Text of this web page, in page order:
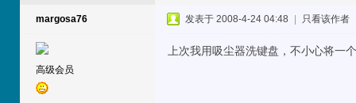
margosa76
高级会员
发表于 2008-4-24 04:48 只看该作者
上次我用吸尘器洗键盘，不小心将一